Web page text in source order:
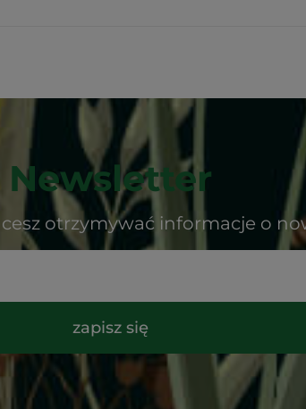
Newsletter
otrzymywać informacje o
zapisz się